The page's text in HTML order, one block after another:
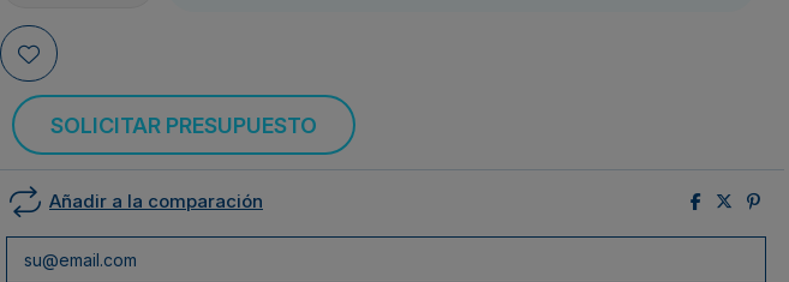
SOLICITAR PRESUPUESTO
Añadir a la comparación